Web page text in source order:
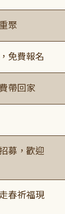
聚
免費報名
帶回家
募，歡迎
春祈福現